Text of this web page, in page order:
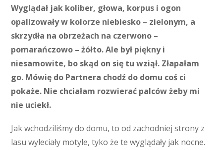
Wyglądał jak koliber, głowa, korpus i ogon
opalizowały w kolorze niebiesko – zielonym, a
skrzydła na obrzeżach na czerwono –
pomarańczowo – żółto. Ale był piękny i
niesamowite, bo skąd on się tu wziął. Złapałam
go. Mówię do Partnera chodź do domu coś ci
pokaże. Nie chciałam rozwierać palców żeby mi
nie uciekł.
Jak wchodziliśmy do domu, to od zachodniej strony z
lasu wyleciały motyle, tyko że te wyglądały jak nocne.